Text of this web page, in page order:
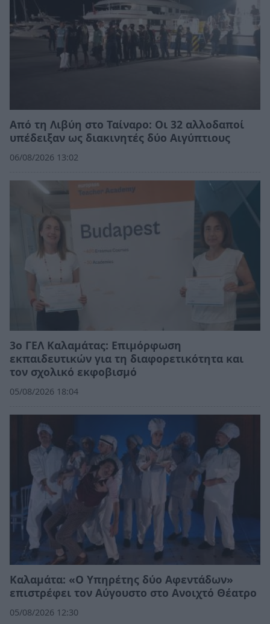
Από τη Λιβύη στο Ταίναρο: Οι 32 αλλοδαποί
υπέδειξαν ως διακινητές δύο Αιγύπτιους
06/08/2026 13:02
3ο ΓΕΛ Καλαμάτας: Επιμόρφωση
εκπαιδευτικών για τη διαφορετικότητα και
τον σχολικό εκφοβισμό
05/08/2026 18:04
Καλαμάτα: «Ο Υπηρέτης δύο Αφεντάδων»
επιστρέφει τον Αύγουστο στο Ανοιχτό Θέατρο
05/08/2026 12:30